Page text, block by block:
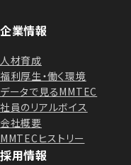
企業情報
人材育成
福利厚生・働く環境
データで見るMMTEC
社員のリアルボイス
会社概要
MMTECヒストリー
採用情報